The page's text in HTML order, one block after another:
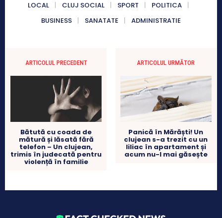
LOCAL CLUJ SOCIAL SPORT
POLITICA
BUSINESS
SANATATE ADMINISTRATIE
ARTICOLUL PRECEDENT
Bătută cu coada de
mătură și lăsată fără
telefon – Un clujean,
trimis în judecată pentru
violență în familie
ARTICOLUL URMĂTOR
Panică în Mărăști! Un
clujean s-a trezit cu un
liliac în apartament și
acum nu-l mai găsește